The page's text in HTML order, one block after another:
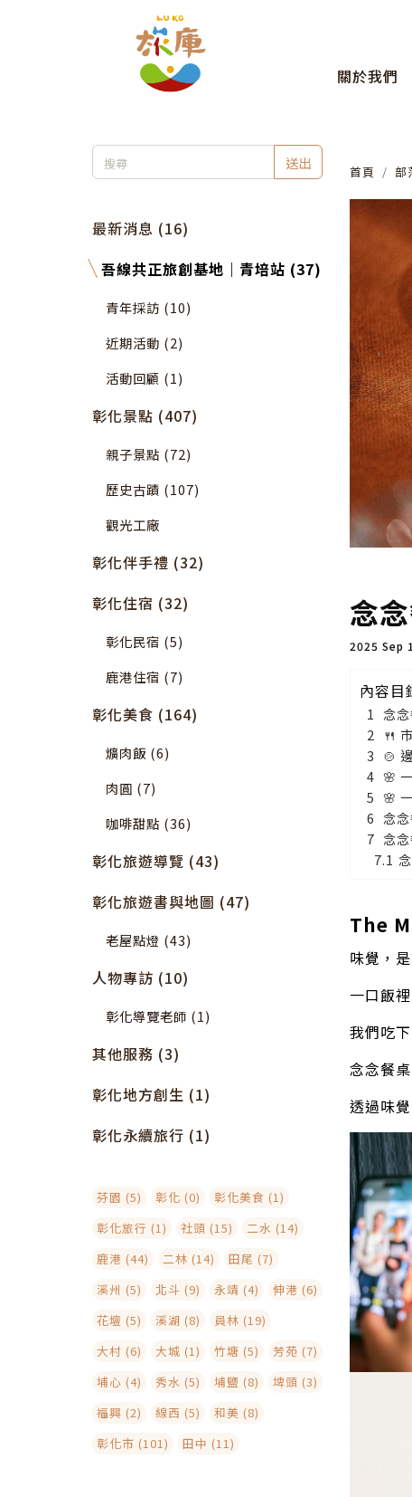
關於我們
送出
最新消息 (16)
吾線共正旅創基地｜青培站 (37)
青年採訪 (10)
近期活動 (2)
活動回顧 (1)
彰化景點 (407)
親子景點 (72)
歷史古蹟 (107)
觀光工廠
彰化伴手禮 (32)
彰化住宿 (32)
彰化民宿 (5)
鹿港住宿 (7)
彰化美食 (164)
爌肉飯 (6)
肉圓 (7)
咖啡甜點 (36)
彰化旅遊導覽 (43)
彰化旅遊書與地圖 (47)
老屋點燈 (43)
人物專訪 (10)
彰化導覽老師 (1)
其他服務 (3)
彰化地方創生 (1)
彰化永續旅行 (1)
芬園 (5) 彰化 (0)
彰化美食 (1)
彰化旅行 (1)
社頭 (15)
二水 (14)
鹿港 (44)
二林 (14)
田尾 (7)
溪州 (5)
北斗 (9) 永靖 (4)
伸港 (6)
花壇 (5)
溪湖 (8)
員林 (19)
大村 (6)
大城 (1) 竹塘 (5)
芳苑 (7)
埔心 (4)
秀水 (5) 埔鹽 (8)
埤頭 (3)
福興 (2)
線西 (5)
和美 (8)
彰化市 (101)
田中 (11)
首頁 部
念
2025 Sep
內容目
念
🍴
🍲
🌸
🌸
念
念
The
味覺，
一口飯
我們吃
念念餐
透過味